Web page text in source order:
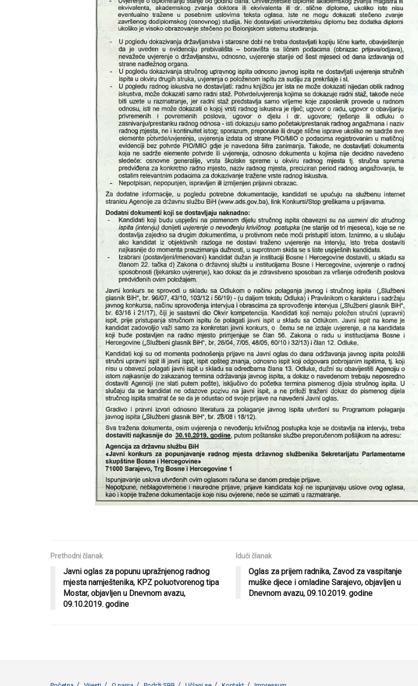
Prethodni članak
Javni oglas za popunu upražnjenog radnog
mjesta namještenika, KPZ poluotvorenog tipa
Mostar, objavljen u Dnevnom avazu,
09.10.2019. godine
Idući članak
Oglas za prijem radnika, Zavod za vaspitanje
muške djece i omladine Sarajevo, objavljen u
Dnevnom avazu, 09.10.2019. godine